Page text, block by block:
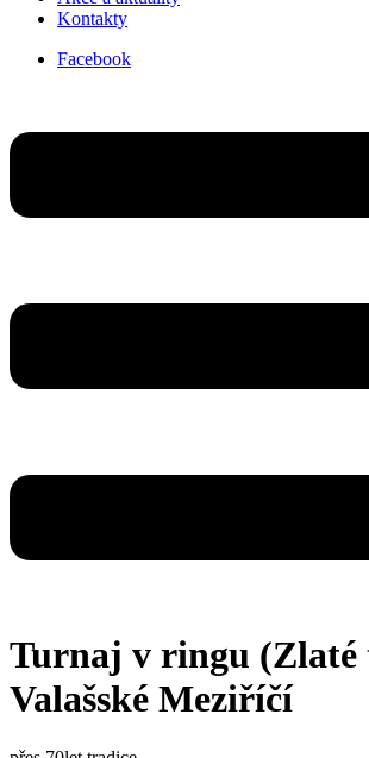
Kontakty
Facebook
Turnaj v ringu (Zlaté
Valašské Meziříčí